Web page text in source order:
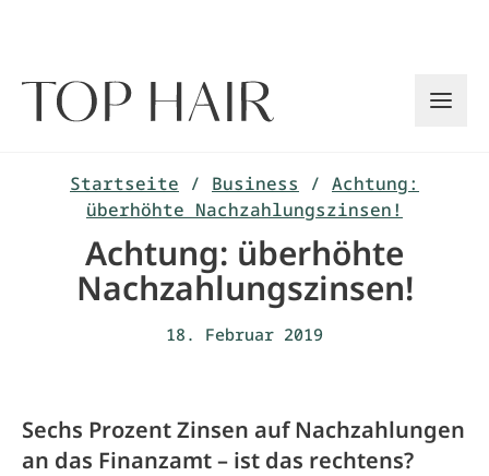
Startseite / Business / Achtung:
überhöhte Nachzahlungszinsen!
Achtung: überhöhte
Nachzahlungszinsen!
18. Februar 2019
Sechs Prozent Zinsen auf Nachzahlungen
an das Finanzamt – ist das rechtens?